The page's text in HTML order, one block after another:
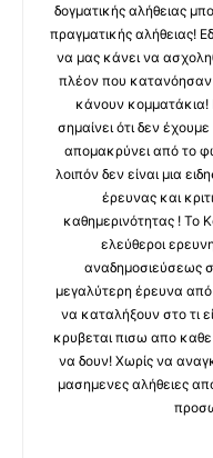
δογματικής αλήθειας
πραγματικής αλήθειας!
να μας κάνει να
πλέον που κατανόησαν
κάνουν κομματάκια!
σημαίνει ότι δεν
απομακρύνει από το
λοιπόν δεν είναι μια
έρευνας και
καθημερινότητας ! Το
ελεύθεροι
αναδημοσιεύσεως
μεγαλύτερη έρευνα από
να καταλήξουν στο τι
κρυβεται πισω απο
να δουν! Χωρίς να
μασημενες αλήθειες